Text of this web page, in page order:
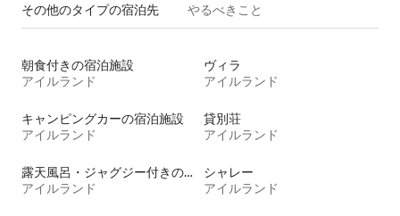
その他のタ⁠イ⁠プ⁠の宿⁠泊⁠先 やるべきこと
朝食付きの宿泊施設
アイルランド
ヴィラ
アイルランド
キャンピングカーの宿泊施設
アイルランド
貸別荘
アイルランド
露天風呂・ジャグジー付きの宿泊施設
アイルランド
シャレー
アイルランド